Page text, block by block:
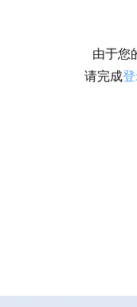
由于您
请完成